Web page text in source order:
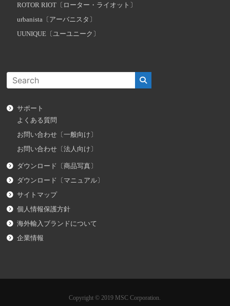
ROTOR RIOT〔ローター・ライオット〕
urbanista〔アーバニスタ〕
UUNIQUE〔ユーユニーク〕
サポート
よくある質問
お問い合わせ〔一般向け〕
お問い合わせ〔法人向け〕
ダウンロード〔商品写真〕
ダウンロード〔マニュアル〕
サイトマップ
個人情報保護方針
海外輸入ブランドについて
企業情報
Copyright © 2019 MSC Corporation.